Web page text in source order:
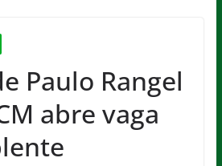
Paulo Rangel
abre vaga